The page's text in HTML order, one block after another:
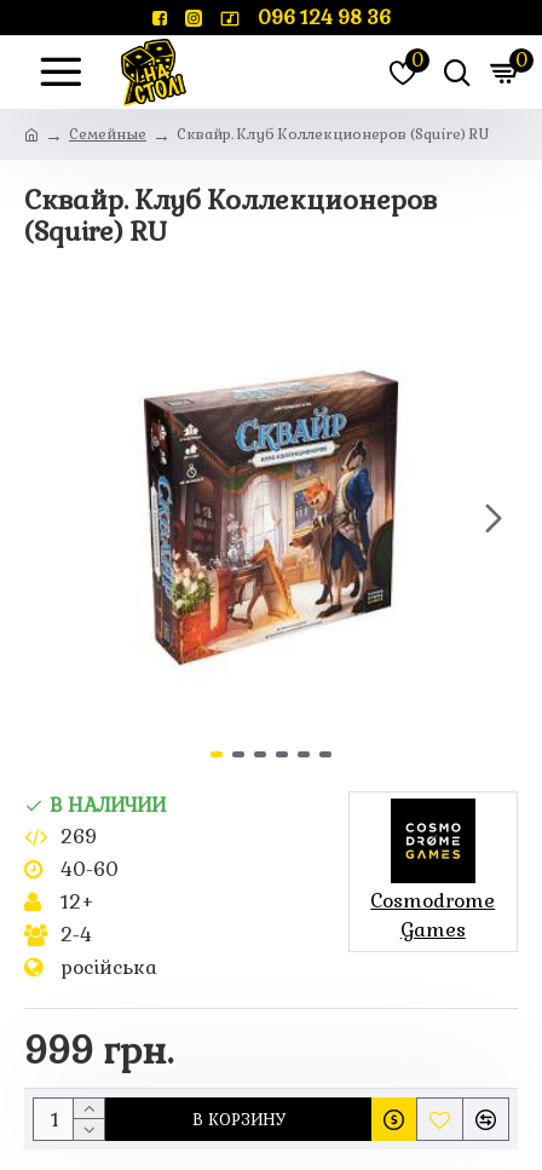
096 124 98 36
0 0
Семейные Сквайр. Клуб Коллекционеров (Squire) RU
Сквайр. Клуб Коллекционеров
(Squire) RU
999 грн.
В НАЛИЧИИ
269
40-60
12+
2-4
російська
Cosmodrome
Games
В КОРЗИНУ